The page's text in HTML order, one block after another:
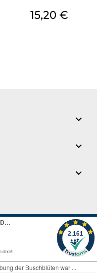
Prezzo
15,20 €


